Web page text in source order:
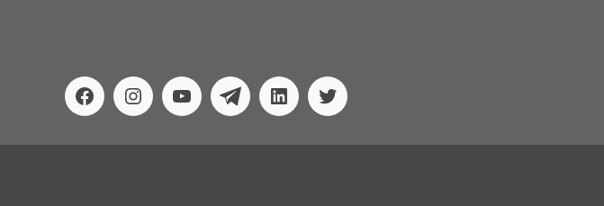
FacebookInstagramYoutubeTelegramLinkedinTwitter